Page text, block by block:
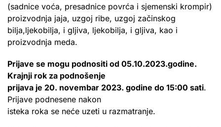
(sadnice voća, presadnice povrća i sjemenski krompir)
proizvodnja jaja, uzgoj ribe, uzgoj začinskog
bilja,ljekobilja, i gljiva, ljekobilja, i gljiva, kao i
proizvodnja meda.
Prijave se mogu podnositi od 05.10.2023.godine.
Krajnji rok za podnošenje
prijava je 20. novembar 2023. godine do 15:00 sati.
Prijave podnesene nakon
isteka roka se neće uzeti u razmatranje.